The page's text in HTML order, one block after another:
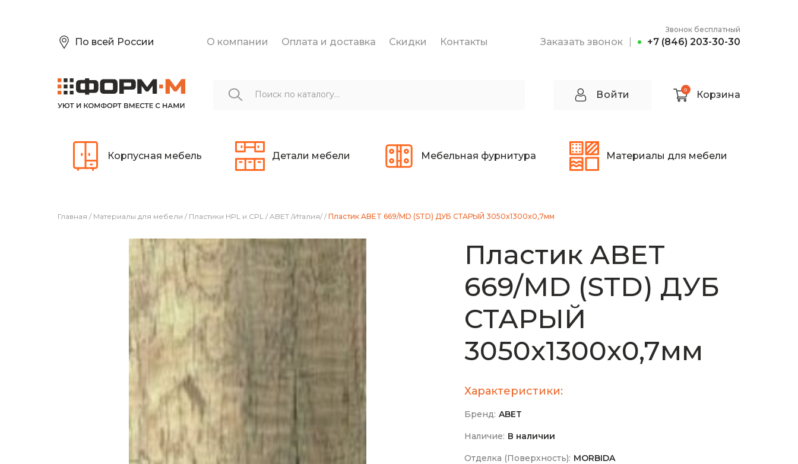
По всей России О компании Оплата и доставка Скидки Контакты Заказать звонок
Звонок бесплатный
+7 (846) 203-30-30
Войти 0 Корзина
Корпусная мебель Детали мебели Мебельная фурнитура Материалы для мебели
Главная / Материалы для мебели / Пластики HPL и CPL / ABET /Италия/ / Пластик ABET 669/MD (STD) ДУБ СТАРЫЙ 3050x1300x0,7мм
Пластик ABET
669/MD (STD) ДУБ
СТАРЫЙ
3050x1300x0,7мм
Характеристики:
Бренд: ABET
Наличие: В наличии
Отделка (Поверхность): MORBIDA